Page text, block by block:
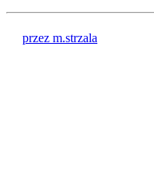
przez m.strzala